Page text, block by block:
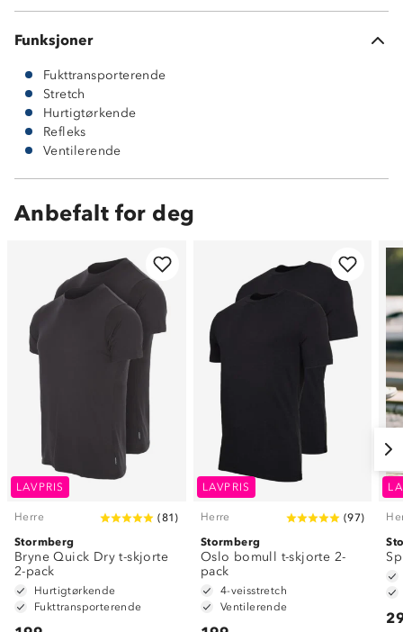
Funksjoner
Fukttransporterende
Stretch
Hurtigtørkende
Refleks
Ventilerende
Anbefalt for deg
LAVPRIS
Herre (81 )
Stormberg
Bryne Quick Dry t-skjorte
2-pack
Hurtigtørkende
Fukttransporterende
LAVPRIS
Herre (97)
Stormberg
Oslo bomull t-skjorte 2-
pack
4-veisstretch
Ventilerende